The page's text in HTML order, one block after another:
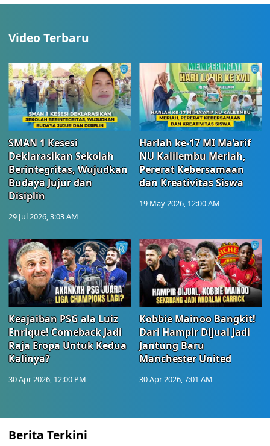
Video Terbaru
SMAN 1 Kesesi
Deklarasikan Sekolah
Berintegritas, Wujudkan
Budaya Jujur dan
Disiplin
29 Jul 2026, 3:03 AM
Harlah ke-17 MI Ma’arif
NU Kalilembu Meriah,
Pererat Kebersamaan
dan Kreativitas Siswa
19 May 2026, 12:00 AM
Keajaiban PSG ala Luiz
Enrique! Comeback Jadi
Raja Eropa Untuk Kedua
Kalinya?
30 Apr 2026, 12:00 PM
Kobbie Mainoo Bangkit!
Dari Hampir Dijual Jadi
Jantung Baru
Manchester United
30 Apr 2026, 7:01 AM
Berita Terkini